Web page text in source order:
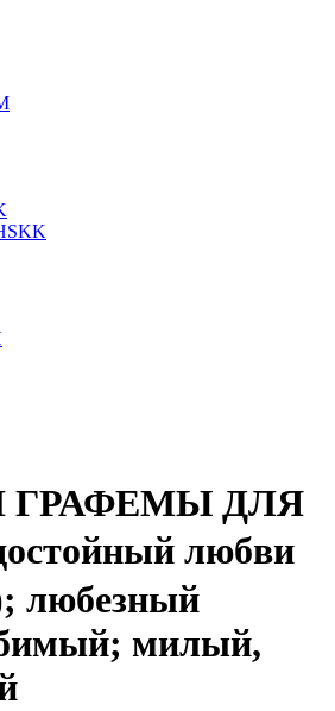
ДЛЯ
любви
любезный
милый,